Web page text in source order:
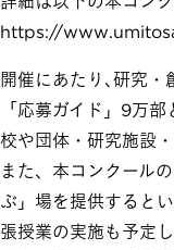
https://
開催にあたり､研究・
「応募ガイド」9万
校や団体・研究施設
また、本コンクール
ぶ」場を提供すると
張授業の実施も予定し